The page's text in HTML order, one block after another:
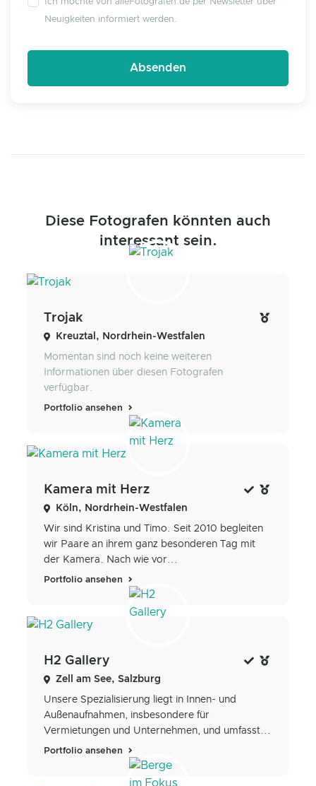
Neuigkeiten informiert werden.
Diese Fotografen könnten auch
interessant sein.
Trojak
Kreuztal, Nordrhein-Westfalen
Momentan sind noch keine weiteren
Informationen über diesen Fotografen
verfügbar.
Portfolio ansehen
Kamera mit Herz
Köln, Nordrhein-Westfalen
Wir sind Kristina und Timo. Seit 2010 begleiten
wir Paare an ihrem ganz besonderen Tag mit
der Kamera. Nach wie vor...
Portfolio ansehen
H2 Gallery
Zell am See, Salzburg
Unsere Spezialisierung liegt in Innen- und
Außenaufnahmen, insbesondere für
Vermietungen und Unternehmen, und umfasst...
Portfolio ansehen